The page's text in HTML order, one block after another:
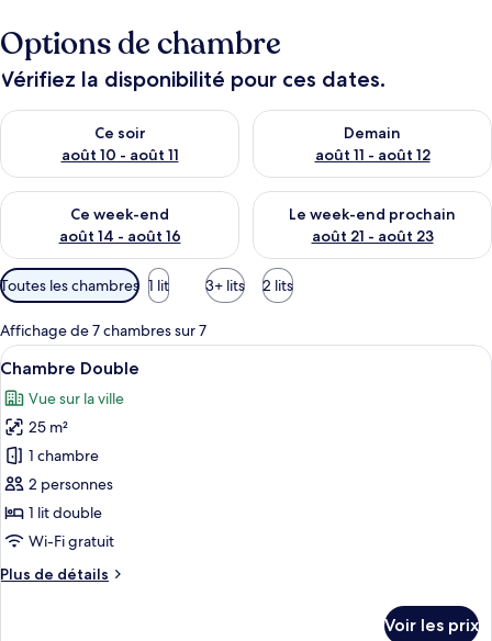
Options de chambre
Vérifiez la disponibilité pour ces dates.
Ce soir
août 10 - août 11
Vérifier la disponibilité pour ce soir août 10 - août 11
Demain
août 11 - août 12
Vérifier la disponibilité pour
Ce week-end
août 14 - août 16
Vérifier la disponibilité pour ce week-end août 14 - août 16
Le week-end prochain
août 21 - août 23
Vérifier la disponibilité pour
Filtres
disponibles
pour
les
chambres
Toutes les chambres 1 lit 3+ lits 2 lits
Affichage de 7 chambres sur 7
Afficher
toutes
les
photos
pour
ce
type
de
chambre :
Chambre
Chambre Double | Surmatelas,
11
Chambre Double
Vue sur la ville
25 m²
1 chambre
2 personnes
1 lit double
Wi-Fi gratuit
Plus de détails
Plus
Voir les prix